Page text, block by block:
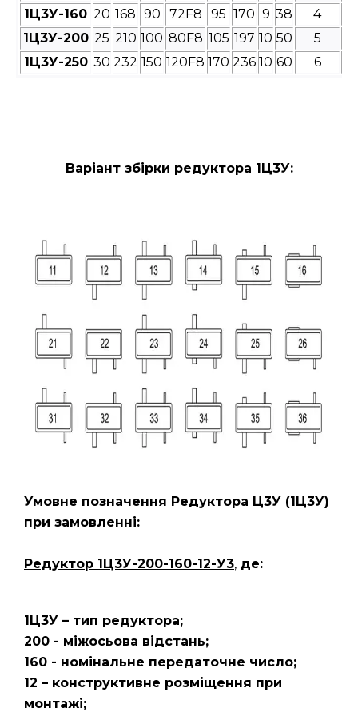
1Ц3У-160 20 168 90 72F8 95 170 9 38 4
1Ц3У-200 25 210 100 80F8 105 197 10 50 5
1Ц3У-250 30 232 150 120F8 170 236 10 60 6
Варіант збірки редуктора 1Ц3У:
Умовне позначення Редуктора Ц3У (1Ц3У)
при замовленні:
Редуктор 1Ц3У-200-160-12-У3, де:
1Ц3У – тип редуктора;
200 - міжосьова відстань;
160 - номінальне передаточне число;
12 – конструктивне розміщення при
монтажі;